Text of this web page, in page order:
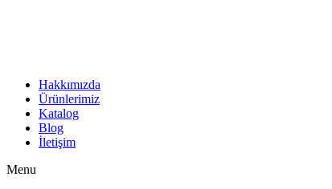
Hakkımızda
Ürünlerimiz
Katalog
Blog
İletişim
Menu